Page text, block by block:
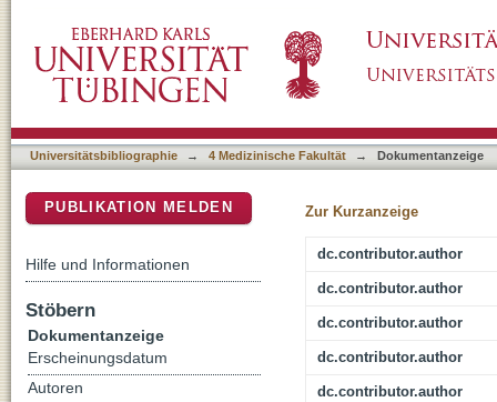
Expansion Using Elongated Peptides
Universitätsbibliographie → 4 Medizinische Fakultät → Dokumentanzeige
Zur Kurzanzeige
dc.contributor.author
dc.contributor.author
dc.contributor.author
dc.contributor.author
dc.contributor.author
PUBLIKATION MELDEN
Hilfe und Informationen
Stöbern
Dokumentanzeige
Erscheinungsdatum
Autoren